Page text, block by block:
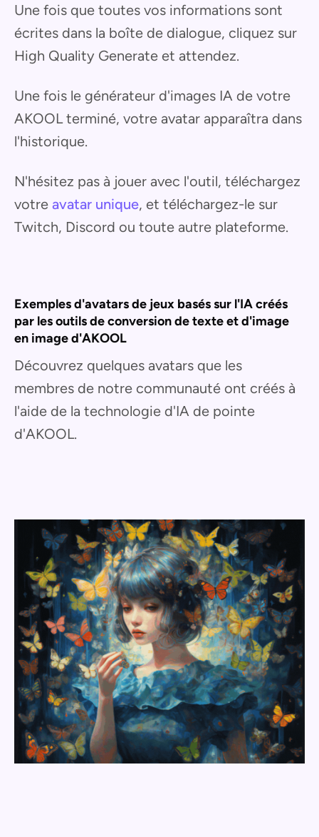
Une fois que toutes vos informations sont
écrites dans la boîte de dialogue, cliquez sur
High Quality Generate et attendez.
Une fois le générateur d'images IA de votre
AKOOL terminé, votre avatar apparaîtra dans
l'historique.
N'hésitez pas à jouer avec l'outil, téléchargez
votre avatar unique, et téléchargez-le sur
Twitch, Discord ou toute autre plateforme.
Exemples d'avatars de jeux basés sur l'IA créés
par les outils de conversion de texte et d'image
en image d'AKOOL
Découvrez quelques avatars que les
membres de notre communauté ont créés à
l'aide de la technologie d'IA de pointe
d'AKOOL.